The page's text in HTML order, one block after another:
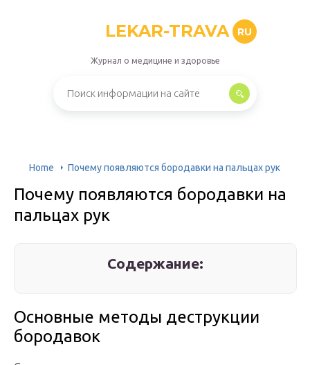
LEKAR-TRAVA RU
Журнал о медицине и здоровье
Home Почему появляются бородавки на пальцах рук
Почему появляются бородавки на
пальцах рук
Содержание:
Основные методы деструкции
бородавок